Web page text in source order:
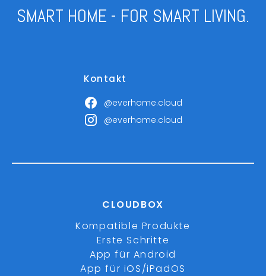
SMART HOME - FOR SMART LIVING.
Kontakt
@everhome.cloud
@everhome.cloud
CLOUDBOX
Kompatible Produkte
Erste Schritte
App für Android
App für iOS/iPadOS